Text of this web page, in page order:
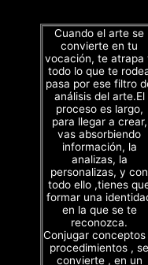
Cuando el arte se
convierte en tu
vocación, te atrapa
todo lo que te
pasa por ese filtro
análisis del arte.El
proceso es largo,
para llegar a crear,
vas absorbiendo
información, la
analizas, la
personalizas, y con
todo ello ,tienes
formar una
en la que se te
reconozca.
Conjugar
procedimientos , se
convierte , en un